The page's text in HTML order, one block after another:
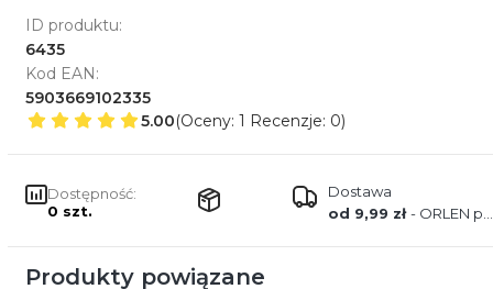
ID produktu:
6435
Kod EAN:
5903669102335
5.00(Oceny: 1 Recenzje: 0)
Dostępność:
0 szt.
Dostawa
od 9,99 zł- ORLEN paczka
Produkty powiązane